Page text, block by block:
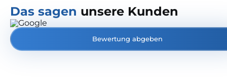
Das sagen unsere Kunden
Bewertung abgeben